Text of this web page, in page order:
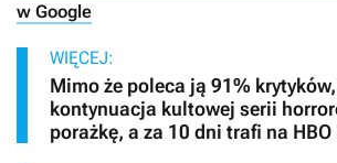
w Google
WIĘCEJ:
Mimo że poleca ją 91%
kontynuacja kultowej serii
porażkę, a za 10 dni trafi na HBO